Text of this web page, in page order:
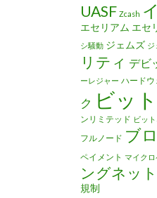
UASF Zcash
エセリアム エセ
シ騒動 ジェムズ ジ
リティ デビ
ーレジャー ハードウ
ク ビッ
ンリミテッド ビッ
フルノード ブ
ペイメント マイク
ングネッ
規制